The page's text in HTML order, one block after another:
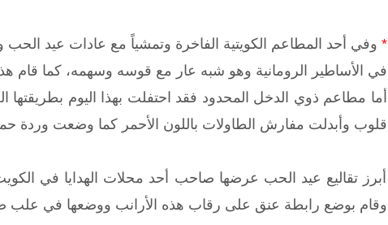
* وفي أحد المطاعم الكويتية الفاخرة وتمشياً مع عادات عيد
في الأساطير الرومانية وهو شبه عار مع قوسه وسهمه، كما قام
أما مطاعم ذوي الدخل المحدود فقد احتفلت بهذا اليوم
قلوب وأبدلت مفارش الطاولات باللون الأحمر كما وضعت وردة
أبرز تقاليع عيد الحب عرضها صاحب أحد محلات الهدايا في
وقام بوضع رابطة عنق على رقاب هذه الأرانب ووضعها في علب